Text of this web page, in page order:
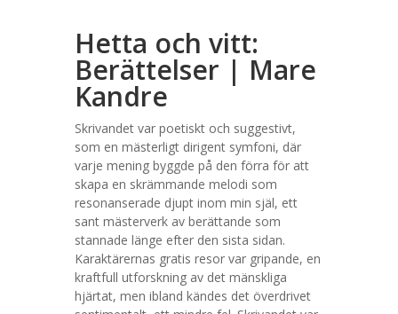
Hetta och vitt:
Berättelser | Mare
Kandre
Skrivandet var poetiskt och suggestivt,
som en mästerligt dirigent symfoni, där
varje mening byggde på den förra för att
skapa en skrämmande melodi som
resonanserade djupt inom min själ, ett
sant mästerverk av berättande som
stannade länge efter den sista sidan.
Karaktärernas gratis resor var gripande, en
kraftfull utforskning av det mänskliga
hjärtat, men ibland kändes det överdrivet